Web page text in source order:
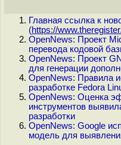
Главная ссылка к
(https://
OpenNews: Проект
перевода кодовой
OpenNews: Проект
для генерации
OpenNews: Правила
разработке Fedora
OpenNews: Оценка
инструментов
разработки
OpenNews: Google
модель для